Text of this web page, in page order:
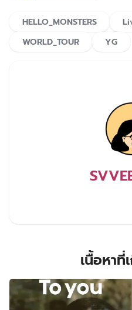
HELLO_MONSTERS
WORLD_TOUR
YG
เนื้อหา